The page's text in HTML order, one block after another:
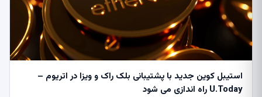
استیبل کوین جدید با پشتیبانی بلک راک و ویزا در اتریوم –
U.Today راه اندازی می شود